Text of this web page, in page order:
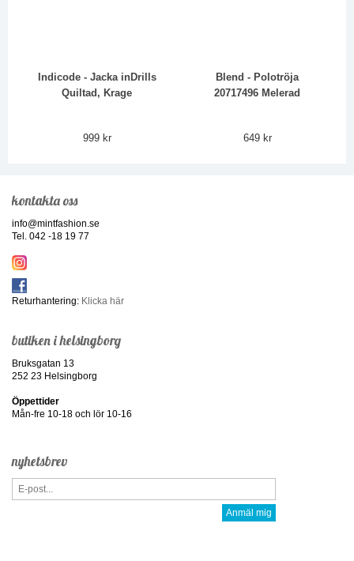
Indicode - Jacka inDrills
Quiltad, Krage
999 kr
Blend - Polotröja
20717496 Melerad
649 kr
kontakta oss
info@mintfashion.se
Tel. 042 -18 19 77
Returhantering: Klicka här
butiken i helsingborg
Bruksgatan 13
252 23 Helsingborg
Öppettider
Mån-fre 10-18 och lör 10-16
nyhetsbrev
Anmäl mig